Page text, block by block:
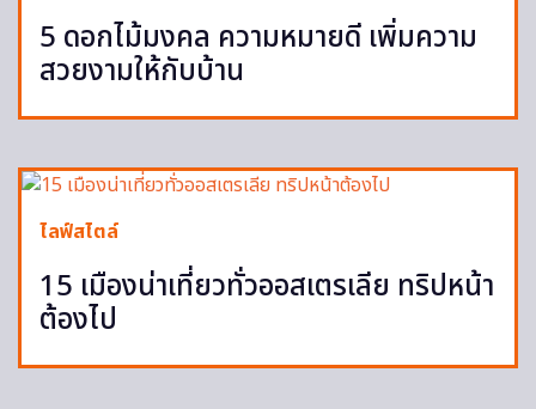
5 ดอกไม้มงคล ความหมายดี เพิ่มความ
สวยงามให้กับบ้าน
ไลฟ์สไตล์
15 เมืองน่าเที่ยวทั่วออสเตรเลีย ทริปหน้า
ต้องไป